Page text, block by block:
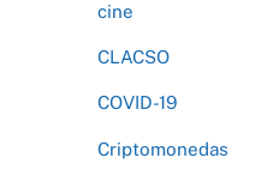
cine
CLACSO
COVID-19
Criptomonedas